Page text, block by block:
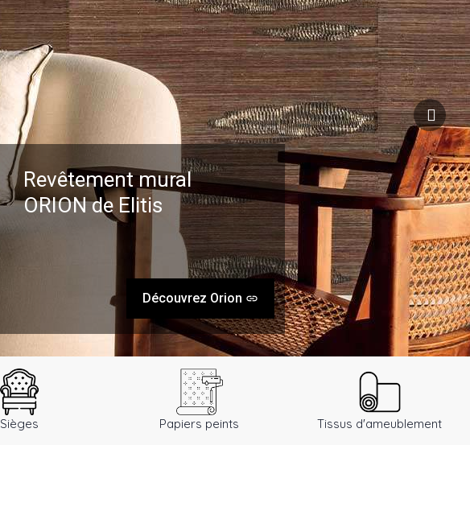
Revêtement mural
ORION de Elitis
Découvrez Orion insert_link
Sièges Papiers peints Tissus d'ameublement